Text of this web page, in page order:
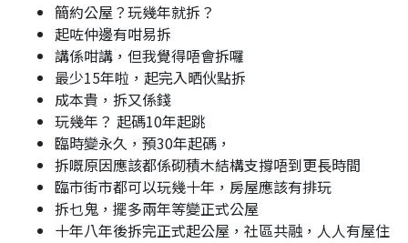
簡約公屋？玩幾年就拆？
起咗仲邊有咁易拆
講係咁講，但我覺得唔會拆囉
最少15年啦，起完入晒伙點拆
成本貴，拆又係錢
玩幾年？ 起碼10年起跳
臨時變永久，預30年起碼，
拆嘅原因應該都係砌積木結構支撐唔到更長時間
臨市街市都可以玩幾十年，房屋應該有排玩
拆乜鬼，擺多兩年等變正式公屋
十年八年後拆完正式起公屋，社區共融，人人有屋住